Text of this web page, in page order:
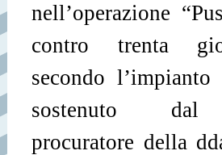
nell’operazione
contro trenta
secondo l’impianto
sostenuto dal
procuratore della